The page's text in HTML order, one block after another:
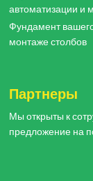
автоматизации и
Фундамент
монтаже столбов
Партнеры
Мы открыты к
предложение на